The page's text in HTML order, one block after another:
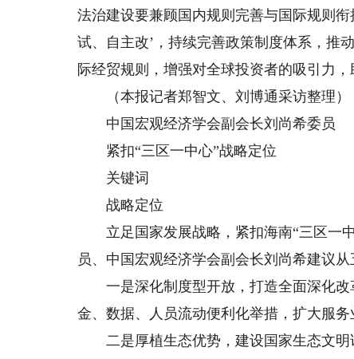
法治建设要兼顾国内规则完善与国际规则
试、自主改’，持续完善政策制度体系，推
际经贸规则，增强对全球投资者的吸引力
（本报记者郑智文、刘博通采访整理）
中国宏观经济学会副会长刘尚希委员
紧扣“三区一中心”战略定位
关键词
战略定位
立足国家发展战略，紧扣海南“三区一中
员、中国宏观经济学会副会长刘尚希建议
一是深化制度型开放，打造全面深化改
金、数据、人员流动便利化举措，扩大服务
二是厚植生态优势，建设国家生态文明